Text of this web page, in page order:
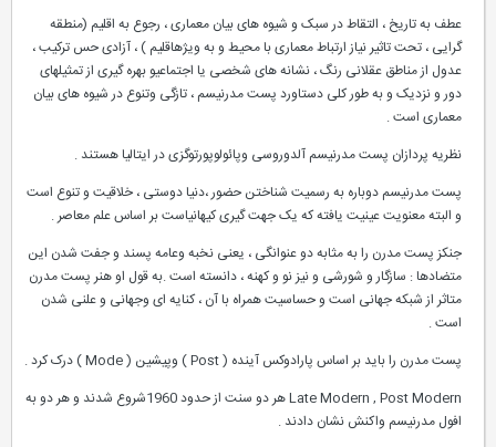
عطف به تاریخ ، التقاط در سبک و شیوه های بیان معماری ، رجوع به اقلیم (منطقه
گرایی ، تحت تاثیر نیاز ارتباط معماری با محیط و به ویژهاقلیم ) ، آزادی حس ترکیب ،
عدول از مناطق عقلانی رنگ ، نشانه های شخصی یا اجتماعیو بهره گیری از تمثیلهای
دور و نزدیک و به طور کلی دستاورد پست مدرنیسم ، تازگی وتنوع در شیوه های بیان
معماری است .
نظریه پردازان پست مدرنیسم آلدوروسی وپائولوپورتوگزی در ایتالیا هستند .
پست مدرنیسم دوباره به رسمیت شناختن حضور ،دنیا دوستی ، خلاقیت و تنوع است
و البته معنویت عینیت یافته که یک جهت گیری کیهانیاست بر اساس علم معاصر .
جنکز پست مدرن را به مثابه دو عنوانگی ، یعنی نخبه وعامه پسند و جفت شدن این
متضادها : سازگار و شورشی و نیز نو و کهنه ، دانسته است .به قول او هنر پست مدرن
متاثر از شبکه جهانی است و حساسیت همراه با آن ، کنایه ای وجهانی و علنی شدن
است .
پست مدرن را باید بر اساس پارادوکس آینده ( Post ) وپیشین ( Mode ) درک کرد .
Late Modern , Post Modern هر دو سنت از حدود 1960شروع شدند و هر دو به
افول مدرنیسم واکنش نشان دادند .